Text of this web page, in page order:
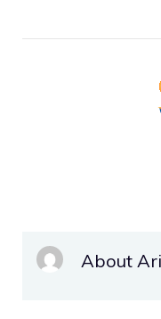
About